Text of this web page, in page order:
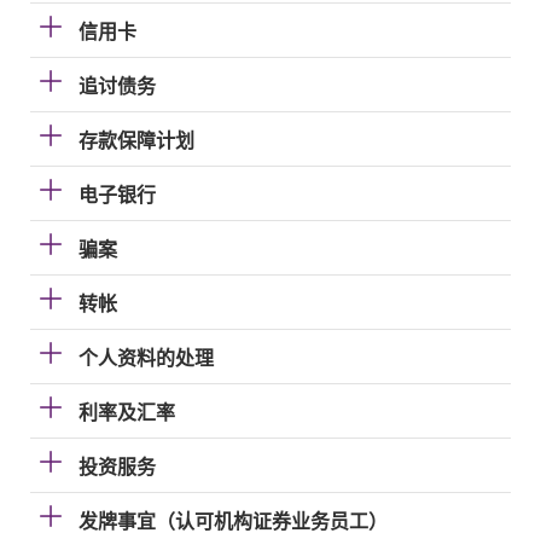
信用卡
追讨债务
存款保障计划
电子银行
骗案
转帐
个人资料的处理
利率及汇率
投资服务
发牌事宜（认可机构证券业务员工）